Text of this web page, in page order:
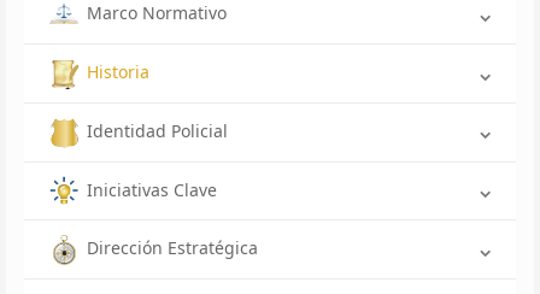
Marco Normativo
Historia
Identidad Policial
Iniciativas Clave
Dirección Estratégica